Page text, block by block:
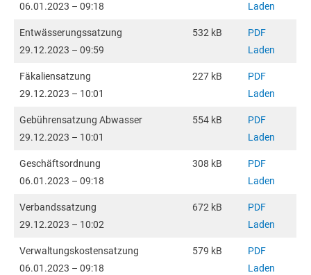
06.01.2023 – 09:18
Laden
Entwässerungssatzung
29.12.2023 – 09:59
532 kB
PDF
Laden
Fäkaliensatzung
29.12.2023 – 10:01
227 kB
PDF
Laden
Gebührensatzung Abwasser
29.12.2023 – 10:01
554 kB
PDF
Laden
Geschäftsordnung
06.01.2023 – 09:18
308 kB
PDF
Laden
Verbandssatzung
29.12.2023 – 10:02
672 kB
PDF
Laden
Verwaltungskostensatzung
06.01.2023 – 09:18
579 kB
PDF
Laden